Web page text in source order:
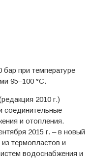
при температуре
95–100 °C.
2010 г.)
соединительные
и отопления.
2015 г. – в новый
термопластов и
водоснабжения и